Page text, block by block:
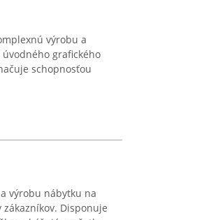
výrobu a
grafického
schopnosťou
výrobu nábytku na
Disponuje